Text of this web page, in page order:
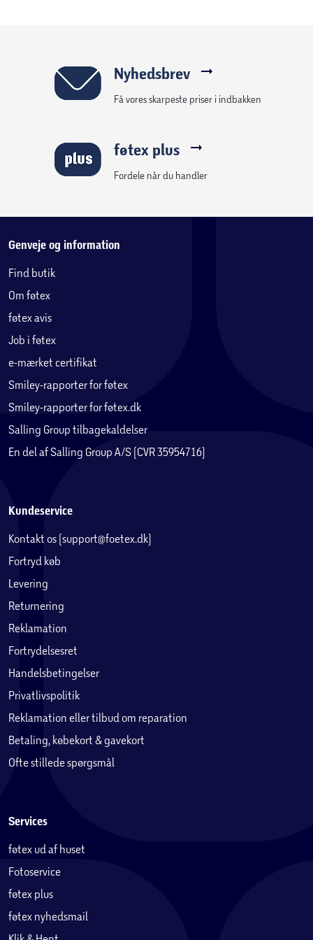
Nyhedsbrev
Få vores skarpeste priser i indbakken
føtex plus
Fordele når du handler
Genveje og information
Find butik
Om føtex
føtex avis
Job i føtex
e-mærket certifikat
Smiley-rapporter for føtex
Smiley-rapporter for føtex.dk
Salling Group tilbagekaldelser
En del af Salling Group A/S (CVR 35954716)
Kundeservice
Kontakt os (support@foetex.dk)
Fortryd køb
Levering
Returnering
Reklamation
Fortrydelsesret
Handelsbetingelser
Privatlivspolitik
Reklamation eller tilbud om reparation
Betaling, købekort & gavekort
Ofte stillede spørgsmål
Services
føtex ud af huset
Fotoservice
føtex plus
føtex nyhedsmail